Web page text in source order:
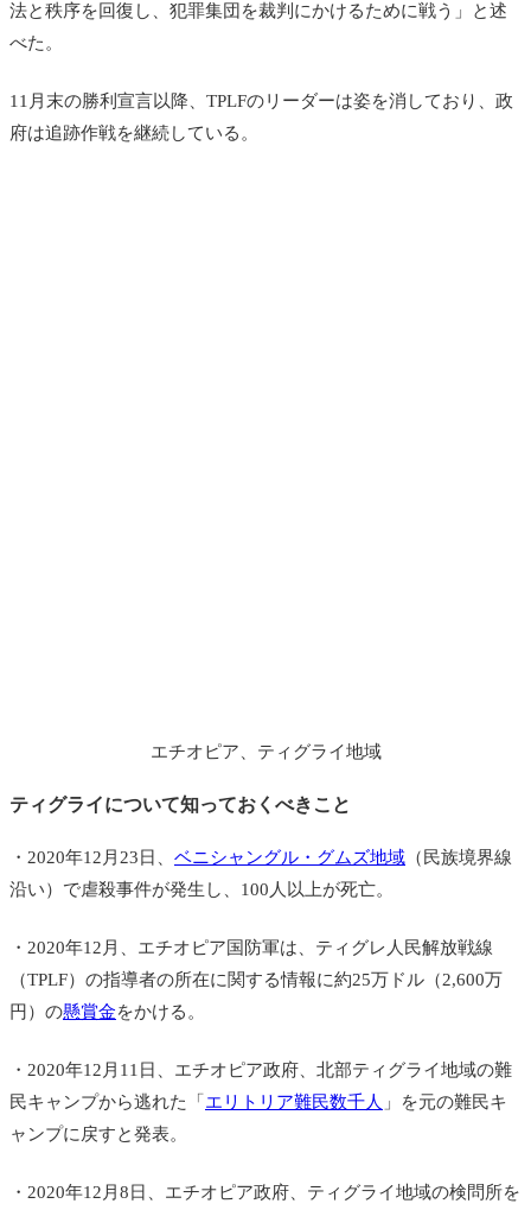
法と秩序を回復し、犯罪集団を裁判にかけるために戦う」と述
べた。
11月末の勝利宣言以降、TPLFのリーダーは姿を消しており、政
府は追跡作戦を継続している。
エチオピア、ティグライ地域
ティグライについて知っておくべきこと
・2020年12月23日、 ベニシャングル・グムズ地域 （民族境界線
沿い）で虐殺事件が発生し、100人以上が死亡。
・2020年12月、エチオピア国防軍は、ティグレ人民解放戦線
（TPLF）の指導者の所在に関する情報に約25万ドル（2,600万
円）の懸賞金をかける。
・2020年12月11日、エチオピア政府、北部ティグライ地域の難
民キャンプから逃れた「 エリトリア難民数千人 」を元の難民キ
ャンプに戻すと発表。
・2020年12月8日、エチオピア政府、ティグライ地域の検問所を